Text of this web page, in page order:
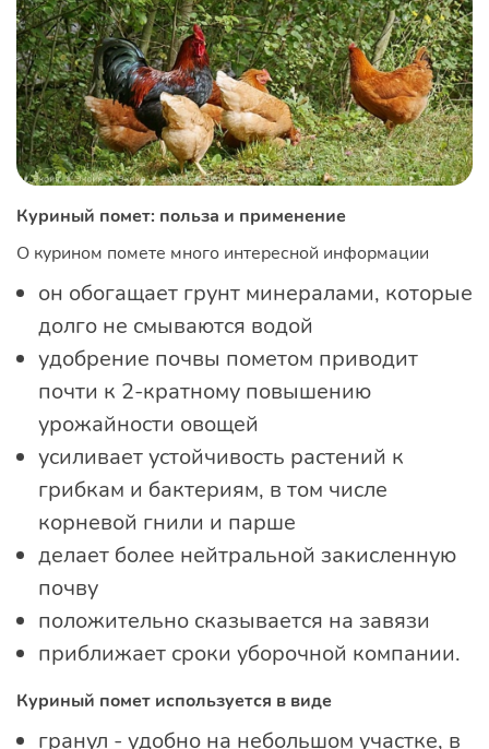
Куриный помет: польза и применение
О курином помете много интересной информации
он обогащает грунт минералами, которые
долго не смываются водой
удобрение почвы пометом приводит
почти к 2-кратному повышению
урожайности овощей
усиливает устойчивость растений к
грибкам и бактериям, в том числе
корневой гнили и парше
делает более нейтральной закисленную
почву
положительно сказывается на завязи
приближает сроки уборочной компании.
Куриный помет используется в виде
гранул - удобно на небольшом участке, в